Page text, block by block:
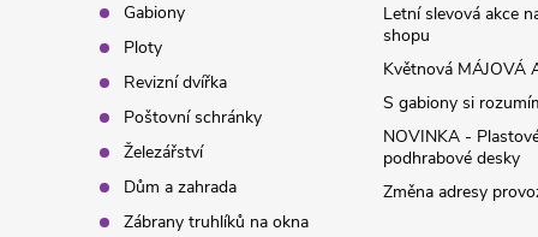
Gabiony
Ploty
Revizní dvířka
Poštovní schránky
Železářství
Dům a zahrada
Zábrany truhlíků na okna
Letní slevová akce
shopu
Květnová MÁJOVÁ
S gabiony si
NOVINKA -
podhrabové desky
Změna adresy